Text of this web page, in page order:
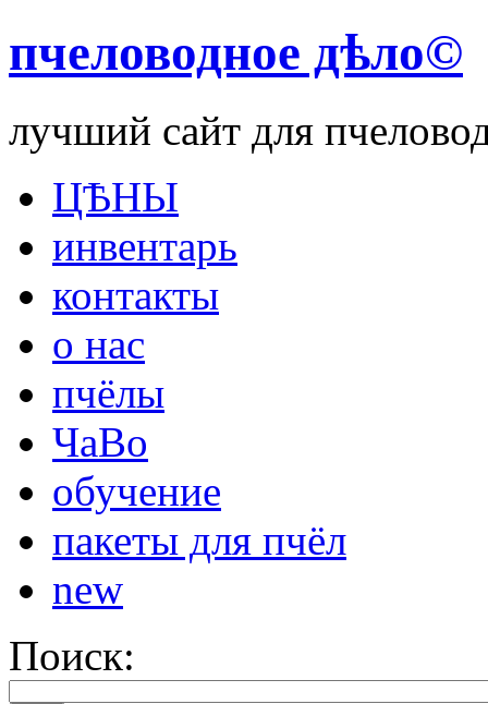
пчеловодное дѣло©
лучший сайт для
ЦѢНЫ
инвентарь
контакты
о нас
пчёлы
ЧаВо
обучение
пакеты для пчёл
new
Поиск: